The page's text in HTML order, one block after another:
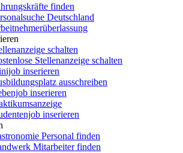
finden
Deutschland
schalten
Stellenanzeige schalten
inserieren
ausschreiben
inserieren
inserieren
Personal finden
Mitarbeiter finden